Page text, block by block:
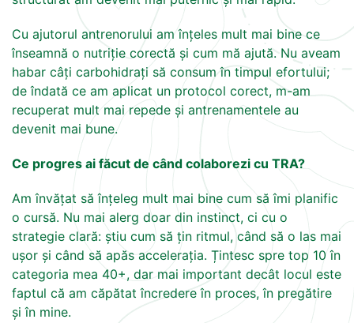
Cu ajutorul antrenorului am înțeles mult mai bine ce
înseamnă o nutriție corectă și cum mă ajută. Nu aveam
habar câți carbohidrați să consum în timpul efortului;
de îndată ce am aplicat un protocol corect, m-am
recuperat mult mai repede și antrenamentele au
devenit mai bune.
Ce progres ai făcut de când colaborezi cu TRA?
Am învățat să înțeleg mult mai bine cum să îmi planific
o cursă. Nu mai alerg doar din instinct, ci cu o
strategie clară: știu cum să țin ritmul, când să o las mai
ușor și când să apăs accelerația. Țintesc spre top 10 în
categoria mea 40+, dar mai important decât locul este
faptul că am căpătat încredere în proces, în pregătire
și în mine.